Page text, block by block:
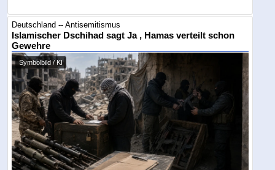
Deutschland -- Antisemitismus
Islamischer Dschihad sagt Ja , Hamas verteilt schon
Gewehre
Symbolbild / KI